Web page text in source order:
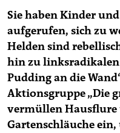
Sie haben Kinder
aufgerufen, sich zu
Helden sind
hin zu
Pudding an die
Aktionsgruppe „Die
vermüllen Hausflure
Gartenschläuche